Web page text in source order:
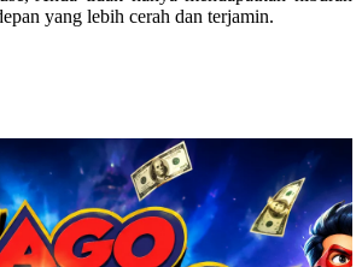
yang lebih cerah dan terjamin.